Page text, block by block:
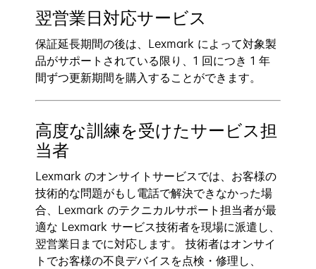
翌営業日対応サービス
保証延長期間の後は、Lexmark によって対象製
品がサポートされている限り、1 回につき 1 年
間ずつ更新期間を購入することができます。
高度な訓練を受けたサービス担
当者
Lexmark のオンサイトサービスでは、お客様の
技術的な問題がもし電話で解決できなかった場
合、Lexmark のテクニカルサポート担当者が最
適な Lexmark サービス技術者を現場に派遣し、
翌営業日までに対応します。 技術者はオンサイ
トでお客様の不良デバイスを点検・修理し、